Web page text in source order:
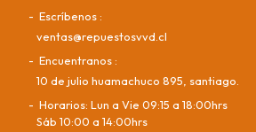
Escríbenos
ventas@repuestosvvd.cl
Encuentranos
10 de julio huamachuco 895, santiago.
Horarios: Lun a Vie 09:15 a 18:00hrs
Sáb 10:00 a 14:00hrs